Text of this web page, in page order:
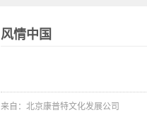
风情中国
来自：北京康普特文化发展公司